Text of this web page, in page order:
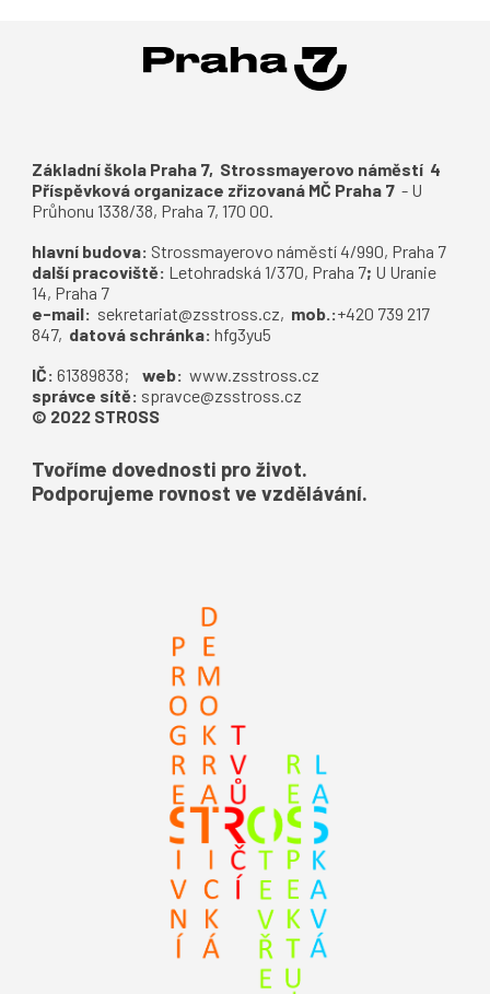
Základní škola Praha 7, Strossmayerovo náměstí 4
Příspěvková organizace zřizovaná MČ Praha 7- U
Průhonu 1338/38, Praha 7, 170 00.
hlavní budova: Strossmayerovo náměstí 4/990, Praha 7
další pracoviště: Letohradská 1/370, Praha 7; U Uranie
14, Praha 7
e-mail: sekretariat@zsstross.cz, mob.:+420 739 217
847, datová schránka:hfg3yu5
IČ: 61389838;web:www.zsstross.cz
správce sítě: spravce@zsstross.cz
© 2022 STROSS
Tvoříme dovednosti pro život.
Podporujeme rovnost ve vzdělávání.